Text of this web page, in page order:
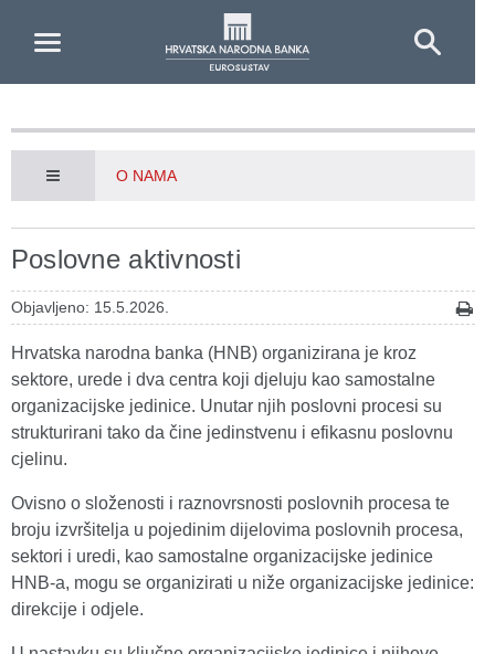
O NAMA
Poslovne aktivnosti
Objavljeno: 15.5.2026.
Hrvatska narodna banka (HNB) organizirana je kroz
sektore, urede i dva centra koji djeluju kao samostalne
organizacijske jedinice. Unutar njih poslovni procesi su
strukturirani tako da čine jedinstvenu i efikasnu poslovnu
cjelinu.
Ovisno o složenosti i raznovrsnosti poslovnih procesa te
broju izvršitelja u pojedinim dijelovima poslovnih procesa,
sektori i uredi, kao samostalne organizacijske jedinice
HNB-a, mogu se organizirati u niže organizacijske jedinice:
direkcije i odjele.